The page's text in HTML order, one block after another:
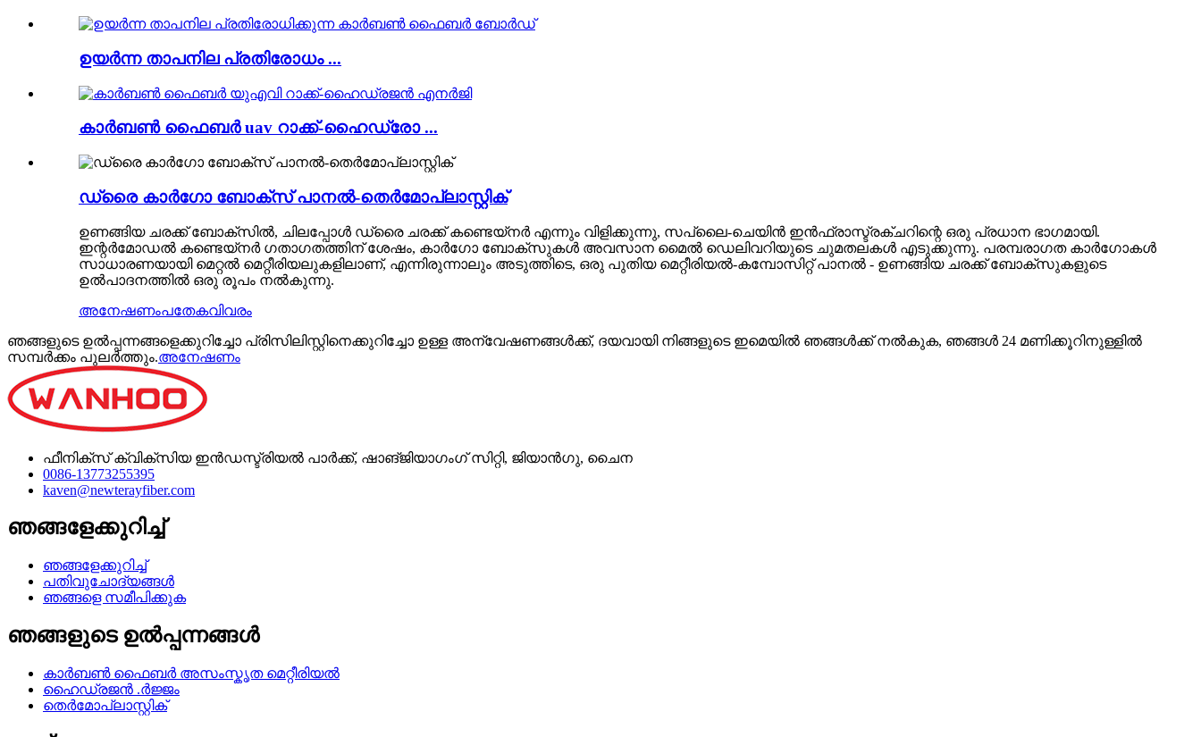
ഉയർന്ന താപനില പ്രതിരോധം ...
കാർബൺ ഫൈബർ uav റാക്ക്-ഹൈഡ്രോ ...
ഡ്രൈ കാർഗോ ബോക്സ് പാനൽ-തെർമോപ്ലാസ്റ്റിക്
ഉണങ്ങിയ ചരക്ക് ബോക്സിൽ, ചിലപ്പോൾ ഡ്രൈ ചരക്ക് കണ്ടെയ്നർ എന്നും വിളിക്കുന്നു, സപ്ലൈ-ചെയിൻ ഇൻഫ്രാസ്ട്രക്ചറിന്റെ ഒരു പ്രധാന ഭാഗമായി.
ഇന്റർമോഡൽ കണ്ടെയ്നർ ഗതാഗതത്തിന് ശേഷം, കാർഗോ ബോക്സുകൾ അവസാന മൈൽ ഡെലിവറിയുടെ ചുമതലകൾ എടുക്കുന്നു. പരമ്പരാഗത കാർഗോകൾ
സാധാരണയായി മെറ്റൽ മെറ്റീരിയലുകളിലാണ്, എന്നിരുന്നാലും അടുത്തിടെ, ഒരു പുതിയ മെറ്റീരിയൽ-കമ്പോസിറ്റ് പാനൽ - ഉണങ്ങിയ ചരക്ക് ബോക്സുകളുടെ
ഉൽപാദനത്തിൽ ഒരു രൂപം നൽകുന്നു.
അനേഷണംപതേകവിവരം
ഞങ്ങളുടെ ഉൽപ്പന്നങ്ങളെക്കുറിച്ചോ പ്രിസിലിസ്റ്റിനെക്കുറിച്ചോ ഉള്ള അന്വേഷണങ്ങൾക്ക്, ദയവായി നിങ്ങളുടെ ഇമെയിൽ ഞങ്ങൾക്ക് നൽകുക, ഞങ്ങൾ 24 മണിക്കൂറിനുള്ളിൽ
സമ്പർക്കം പുലർത്തും.അനേഷണം
ഫീനിക്സ് ക്വിക്സിയ ഇൻഡസ്ട്രിയൽ പാർക്ക്, ഷാങ്ജിയാഗംഗ് സിറ്റി, ജിയാൻഗു, ചൈന
0086-13773255395
kaven@newterayfiber.com
ഞങ്ങളേക്കുറിച്ച്
ഞങ്ങളേക്കുറിച്ച്
പതിവുചോദ്യങ്ങൾ
ഞങ്ങളെ സമീപിക്കുക
ഞങ്ങളുടെ ഉൽപ്പന്നങ്ങൾ
കാർബൺ ഫൈബർ അസംസ്കൃത മെറ്റീരിയൽ
ഹൈഡ്രജൻ .ർജ്ജം
തെർമോപ്ലാസ്റ്റിക്